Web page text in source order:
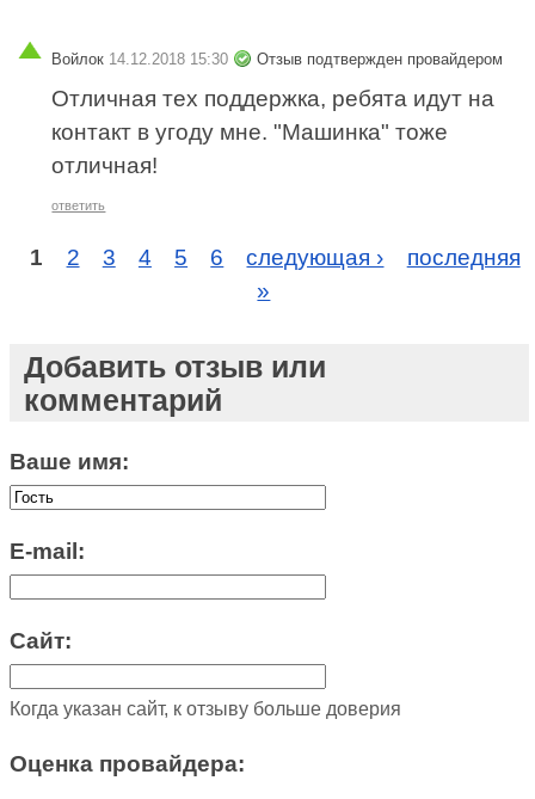
Войлок 14.12.2018 15:30 Отзыв подтвержден провайдером
Отличная тех поддержка, ребята идут на
контакт в угоду мне. "Машинка" тоже
отличная!
ответить
1 2 3 4 5 6 следующая ›
последняя
»
Добавить отзыв или
комментарий
Ваше имя:
E-mail:
Сайт:
Когда указан сайт, к отзыву больше доверия
Оценка провайдера: